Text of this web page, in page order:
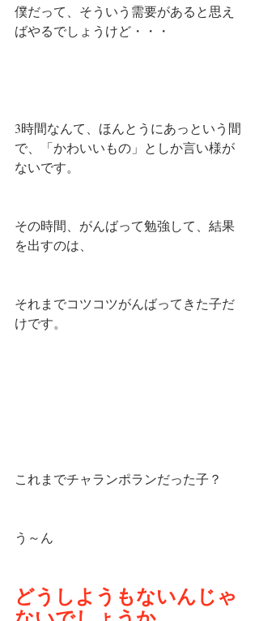
僕だって、そういう需要があると思え
ばやるでしょうけど・・・
3時間なんて、ほんとうにあっという間
で、「かわいいもの」としか言い様が
ないです。
その時間、がんばって勉強して、結果
を出すのは、
それまでコツコツがんばってきた子だ
けです。
これまでチャランポランだった子？
う～ん
どうしようもないんじゃ